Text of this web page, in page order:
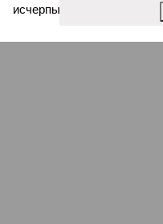
исчерпывающий. Какая